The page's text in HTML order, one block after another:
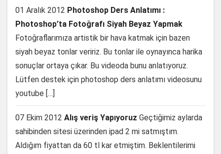
01 Aralık 2012 Photoshop Ders Anlatımı :
Photoshop’ta Fotoğrafı Siyah Beyaz Yapmak
Fotoğraflarımıza artistik bir hava katmak için bazen
siyah beyaz tonlar veririz. Bu tonlar ile oynayınca harika
sonuçlar ortaya çıkar. Bu videoda bunu anlatıyoruz.
Lütfen destek için photoshop ders anlatımı videosunu
youtube […]
07 Ekim 2012 Alış veriş Yapıyoruz Geçtiğimiz aylarda
sahibinden sitesi üzerinden ipad 2 mi satmıştım.
Aldığım fiyattan da 60 tl kar etmiştim. Beklentilerimi